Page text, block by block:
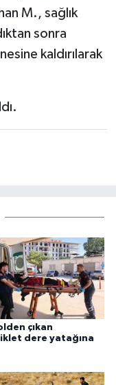
M., sağlık
sonra
kaldırılarak
çıkan
dere yatağına